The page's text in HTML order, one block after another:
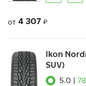
от 4 307 ₽
Ikon
SUV)
5.0 78